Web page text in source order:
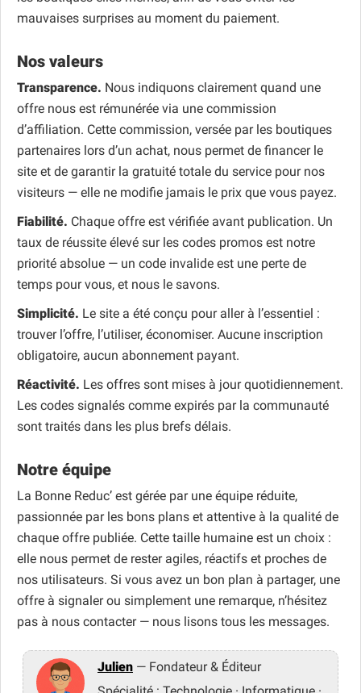
mauvaises surprises au moment du paiement.
Nos valeurs
Transparence. Nous indiquons clairement quand une
offre nous est rémunérée via une commission
d’affiliation. Cette commission, versée par les boutiques
partenaires lors d’un achat, nous permet de financer le
site et de garantir la gratuité totale du service pour nos
visiteurs — elle ne modifie jamais le prix que vous payez.
Fiabilité. Chaque offre est vérifiée avant publication. Un
taux de réussite élevé sur les codes promos est notre
priorité absolue — un code invalide est une perte de
temps pour vous, et nous le savons.
Simplicité. Le site a été conçu pour aller à l’essentiel :
trouver l’offre, l’utiliser, économiser. Aucune inscription
obligatoire, aucun abonnement payant.
Réactivité. Les offres sont mises à jour quotidiennement.
Les codes signalés comme expirés par la communauté
sont traités dans les plus brefs délais.
Notre équipe
La Bonne Reduc’ est gérée par une équipe réduite,
passionnée par les bons plans et attentive à la qualité de
chaque offre publiée. Cette taille humaine est un choix :
elle nous permet de rester agiles, réactifs et proches de
nos utilisateurs. Si vous avez un bon plan à partager, une
offre à signaler ou simplement une remarque, n’hésitez
pas à nous contacter — nous lisons tous les messages.
Julien — Fondateur & Éditeur